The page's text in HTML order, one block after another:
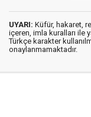
UYARI: Küfür, hakaret,
içeren, imla kuralları ile
Türkçe karakter
onaylanmamaktadır.